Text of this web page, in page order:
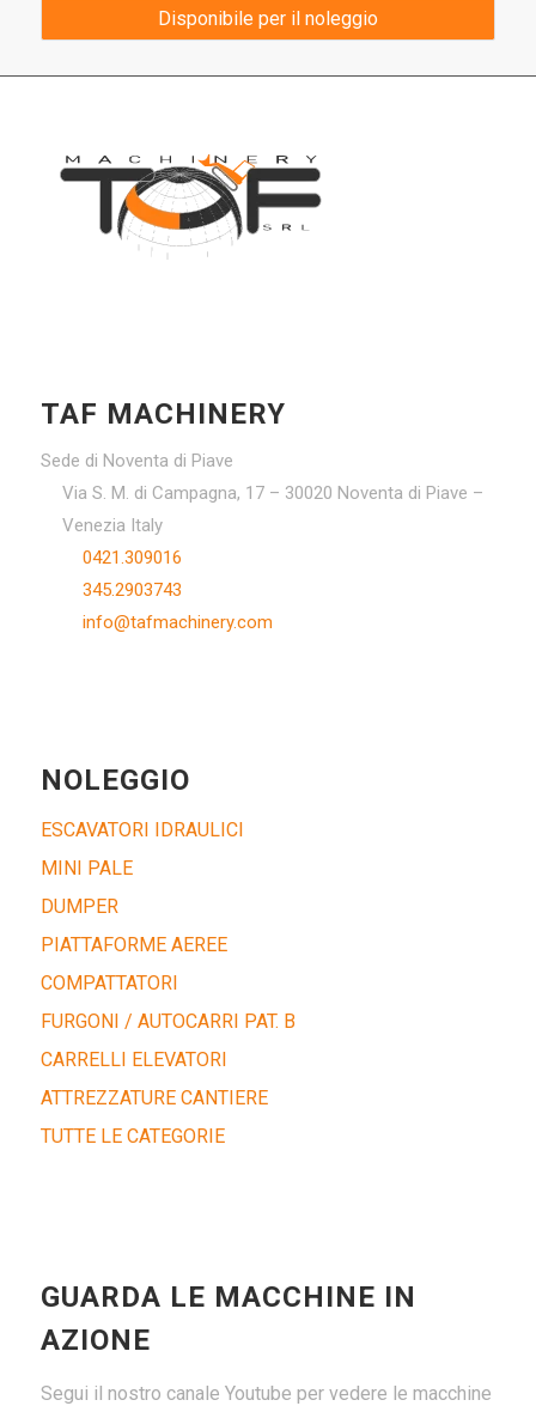
Disponibile per il noleggio
TAF MACHINERY
Sede di Noventa di Piave
Via S. M. di Campagna, 17 – 30020 Noventa di Piave –
Venezia Italy
0421.309016
345.2903743
info@tafmachinery.com
NOLEGGIO
ESCAVATORI IDRAULICI
MINI PALE
DUMPER
PIATTAFORME AEREE
COMPATTATORI
FURGONI / AUTOCARRI PAT. B
CARRELLI ELEVATORI
ATTREZZATURE CANTIERE
TUTTE LE CATEGORIE
GUARDA LE MACCHINE IN
AZIONE
Segui il nostro canale Youtube per vedere le macchine